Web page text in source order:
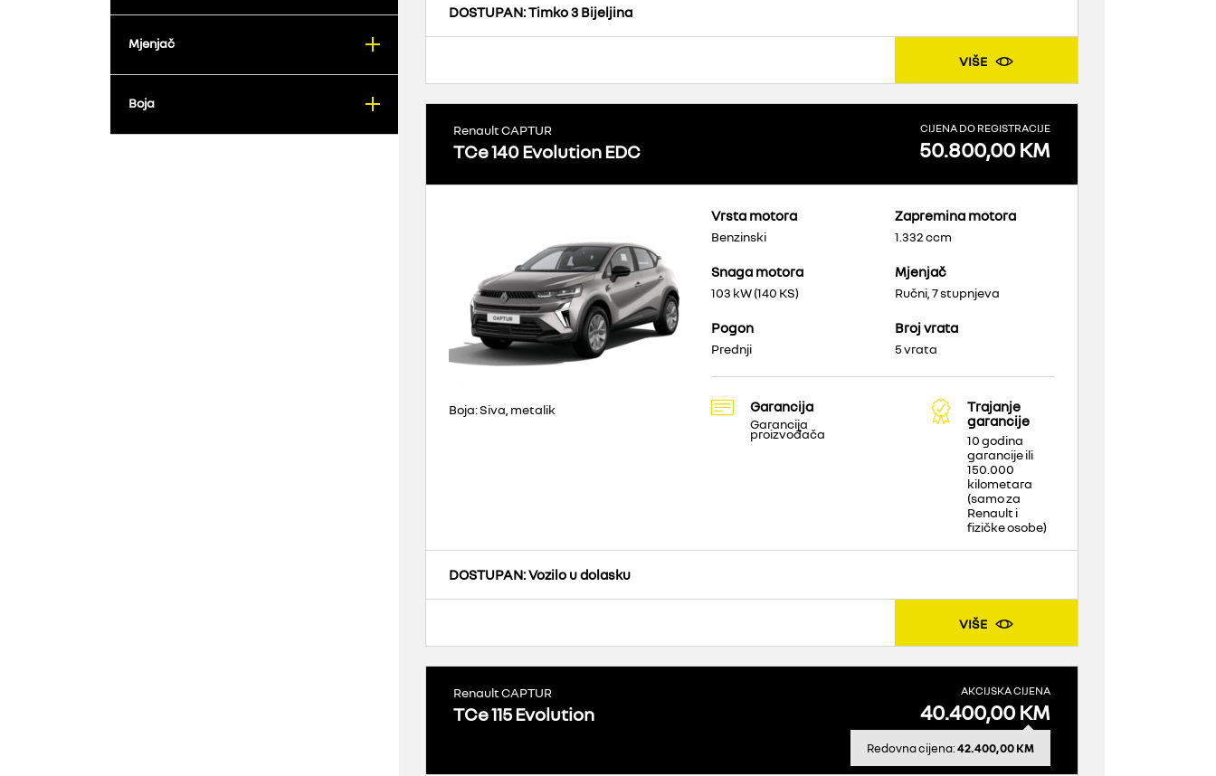
Mjenjač
Boja
DOSTUPAN: Timko 3 Bijeljina
VIŠE
Renault CAPTUR
TCe 140 Evolution EDC
CIJENA DO REGISTRACIJE
50.800,00 KM
Boja: Siva, metalik
Vrsta motora
Benzinski
Zapremina motora
1.332 ccm
Snaga motora
103 kW (140 KS)
Mjenjač
Ručni, 7 stupnjeva
Pogon
Prednji
Broj vrata
5 vrata
Garancija
Garancija
proizvođača
Trajanje
garancije
10 godina
garancije ili
150.000
kilometara
(samo za
Renault i
fizičke osobe)
DOSTUPAN: Vozilo u dolasku
VIŠE
Renault CAPTUR
TCe 115 Evolution
AKCIJSKA CIJENA
40.400,00 KM
Redovna cijena:42.400,00 KM